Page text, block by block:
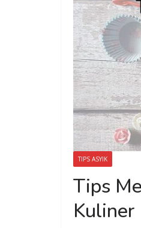
TIPS ASYIK
Tips
Kuliner